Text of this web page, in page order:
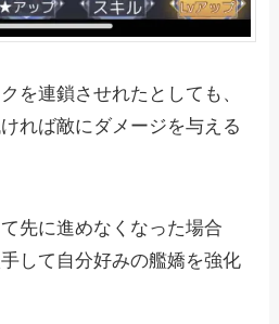
を連鎖させれたとしても、
れば敵にダメージを与える
先に進めなくなった場合
して自分好みの艦嬌を強化